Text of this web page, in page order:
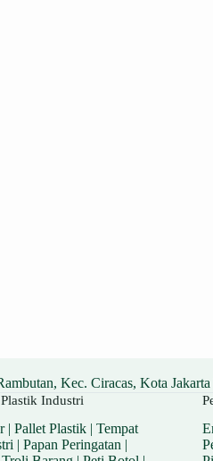
Kec. Ciracas, Kota
Industri
| Pallet Plastik| Tempat
| Papan Peringatan |